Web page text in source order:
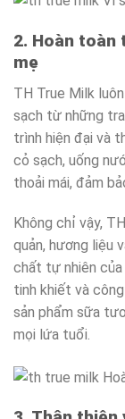
2. Hoàn
mẹ
TH True Milk
sạch từ những
trình hiện đại và
cỏ sạch, uống
thoải mái, đảm
Không chỉ vậy,
quản, hương liệu
chất tự nhiên của
tinh khiết và
sản phẩm sữa
mọi lứa tuổi.